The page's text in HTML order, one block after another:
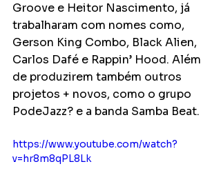
Groove e Heitor Nascimento, já
trabalharam com nomes como,
Gerson King Combo, Black Alien,
Carlos Dafé e Rappin’ Hood. Além
de produzirem também outros
projetos + novos, como o grupo
PodeJazz? e a banda Samba Beat.
https://www.youtube.com/watch?
v=hr8m8qPL8Lk